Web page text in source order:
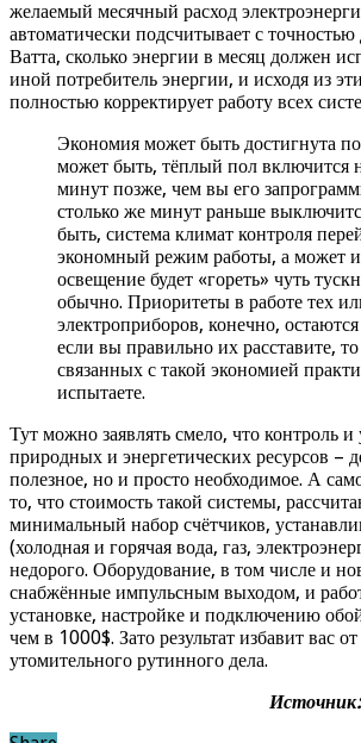
желаемый месячный расход
автоматически подсчитывает с точностью
Ватта, сколько энергии в месяц должен
иной потребитель энергии, и исходя из
полностью корректирует работу всех
Экономия может быть достигнута
может быть, тёплый пол включится
минут позже, чем вы его
столько же минут раньше
быть, система климат контроля
экономный режим работы, а может
освещение будет «гореть» чуть
обычно. Приоритеты в работе тех
электроприборов, конечно,
если вы правильно их расставите,
связанных с такой экономией
испытаете.
Тут можно заявлять смело, что контроль и
природных и энергетических ресурсов –
полезное, но и просто необходимое. А
то, что стоимость такой системы,
минимальный набор счётчиков,
(холодная и горячая вода, газ,
недорого. Оборудование, в том числе и
снабжённые импульсным выходом, и
установке, настройке и подключению
чем в 1000$. Зато результат избавит вас
утомительного рутинного дела.
Источник: